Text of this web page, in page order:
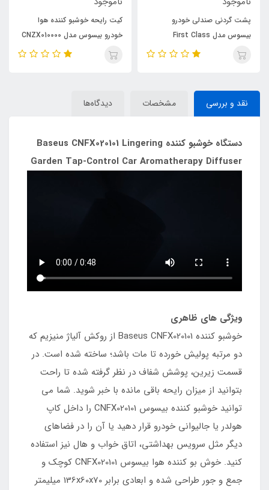
پشت گردنی صندلی خودرو
بیسوس مدل First Class
کیت رایحه خوشبو کننده هوا
خودرو بیسوس مدل CNZX010000
بسته ۲ عددی
نقد و بررسی مشخصات دیدگاه‌ها
دستگاه خوشبو کننده Baseus CNFX020101 Lingering
Garden Tap-Control Car Aromatherapy Diffuser
ویژگی های ظاهری
خوشبو کننده Baseus CNFX020101 از روکش آلیاژ منیزیم که
دو مرتبه پولیش خورده تا مات باشد؛ ساخته شده است. در
قسمت زیرین، پوشش شفاف در نظر گرفته شده تا راحت
بتوانید از میزان رایحه باقی مانده با خبر شوید. شما می
توانید خوشبو کننده بیسوس CNFX020101 را داخل کاپ
هولدر یا جالیوانی خودرو قرار دهید یا آن را در فضاهای
دیگر مثل سرویس بهداشتی، اتاق خواب و هال نیز استفاده
کنید. خوش بو کننده هوا بیسوس CNFX020101 کوچک و
جمع و جور طراحی شده و ابعادی برابر 136x60x70 میلیمتر